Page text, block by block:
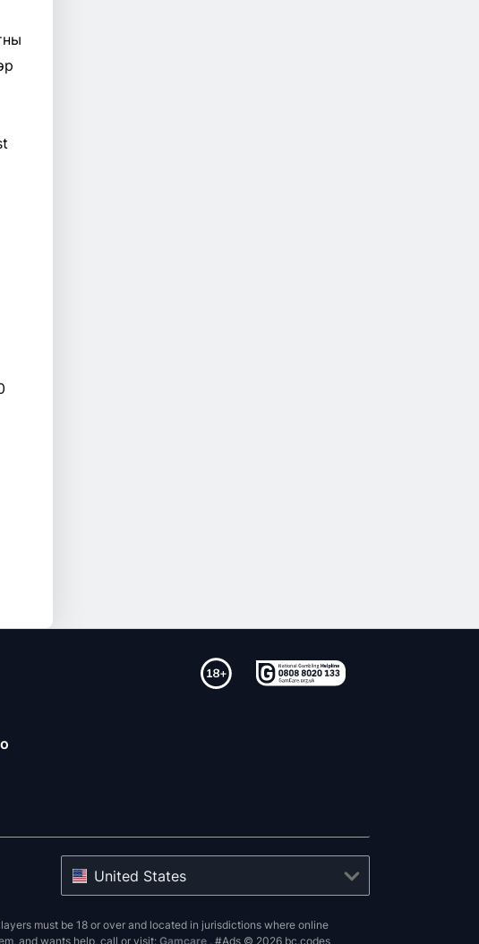
United States
must be 18 or over and located in jurisdictions where online
and wants help, call or visit: Gamcare . #Ads © 2026 bc.codes